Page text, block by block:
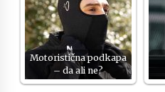
Motoristična podkapa
– da ali ne?